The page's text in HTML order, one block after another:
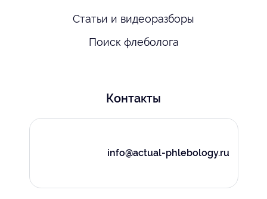
Статьи и видеоразборы
Поиск флеболога
Контакты
info@actual-phlebology.ru